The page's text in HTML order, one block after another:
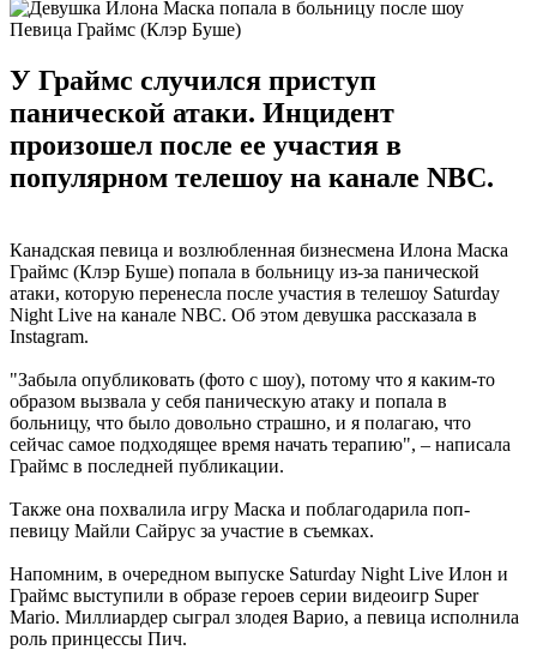
Певица Граймс (Клэр Буше)
У Граймс случился приступ
панической атаки. Инцидент
произошел после ее участия в
популярном телешоу на канале NBC.
Канадская певица и возлюбленная бизнесмена Илона Маска
Граймс (Клэр Буше) попала в больницу из-за панической
атаки, которую перенесла после участия в телешоу Saturday
Night Live на канале NBC. Об этом девушка рассказала в
Instagram.
"Забыла опубликовать (фото с шоу), потому что я каким-то
образом вызвала у себя паническую атаку и попала в
больницу, что было довольно страшно, и я полагаю, что
сейчас самое подходящее время начать терапию", – написала
Граймс в последней публикации.
Также она похвалила игру Маска и поблагодарила поп-
певицу Майли Сайрус за участие в съемках.
Напомним, в очередном выпуске Saturday Night Live Илон и
Граймс выступили в образе героев серии видеоигр Super
Mario. Миллиардер сыграл злодея Варио, а певица исполнила
роль принцессы Пич.